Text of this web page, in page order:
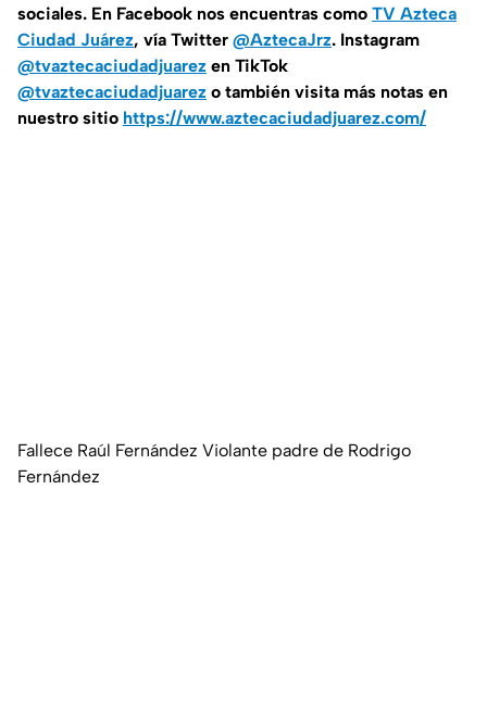
sociales. En Facebook nos encuentras como TV Azteca
Ciudad Juárez, vía Twitter @AztecaJrz. Instagram
@tvaztecaciudadjuarez en TikTok
@tvaztecaciudadjuarez o también visita más notas en
nuestro sitio https://www.aztecaciudadjuarez.com/
Fallece Raúl Fernández Violante padre de Rodrigo
Fernández